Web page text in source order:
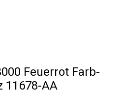
Feuerrot Farb-
11678-AA